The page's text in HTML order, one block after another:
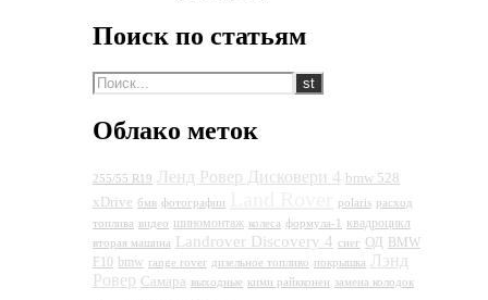
Поиск по статьям
Облако меток
255/55 R19 Ленд Ровер Дисковери 4 bmw 528
xDrive бмв фотографии polaris расход
топлива видео шиномонтаж колеса формула-1 квадроцикл
вторая машина Landrover Discovery 4 снег ОД BMW
F10 bmw range rover дизельное топливо покрышка
Лэнд
Ровер Самара выходные кими райкконен замена колодок